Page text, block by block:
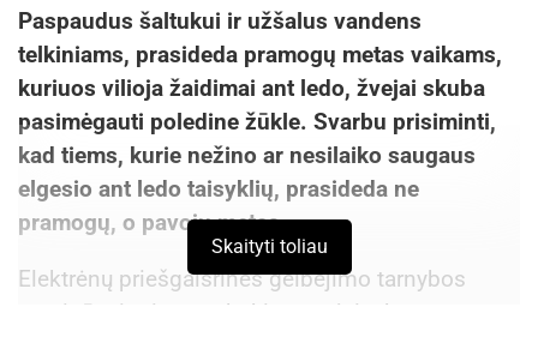
Paspaudus šaltukui ir užšalus vandens
telkiniams, prasideda pramogų metas vaikams,
kuriuos vilioja žaidimai ant ledo, žvejai skuba
pasimėgauti poledine žūkle. Svarbu prisiminti,
kad tiems, kurie nežino ar nesilaiko saugaus
elgesio ant ledo taisyklių, prasideda ne
pramogų, o pavojų metas.
Elektrėnų priešgaisrinės gelbėjimo tarnybos
pareigūnai primena, kokie pavojai tyko ant
Skaityti toliau